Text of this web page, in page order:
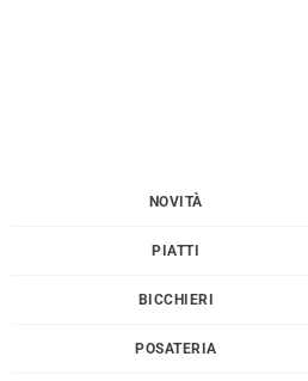
NOVITÀ
PIATTI
BICCHIERI
POSATERIA